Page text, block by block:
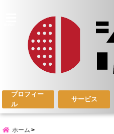
プロフィー
ル
サービス
ホーム